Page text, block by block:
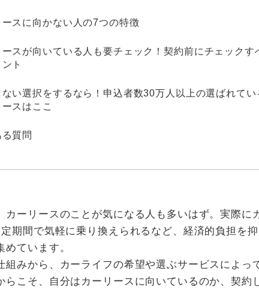
ースに向かない人の7つの特徴
ースが向いている人も要チェック！契約前にチェックす
ト
い選択をするなら！申込者数30万人以上の選ばれてい
スはここ
質問
カーリースのことが気になる人も多いはず。実際に
期間で気軽に乗り換えられるなど、経済的負担を
ています。
みから、カーライフの希望や選ぶサービスによっ
こそ、自分はカーリースに向いているのか、契約